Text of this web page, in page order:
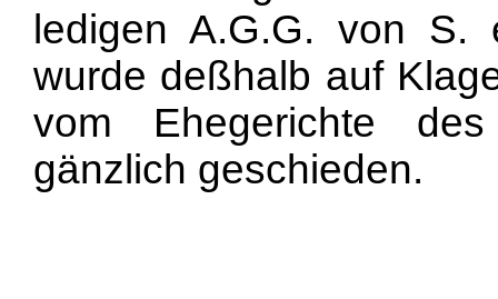
ledigen A.G.G. von S.
wurde deßhalb auf
vom Ehegerichte
gänzlich geschieden.